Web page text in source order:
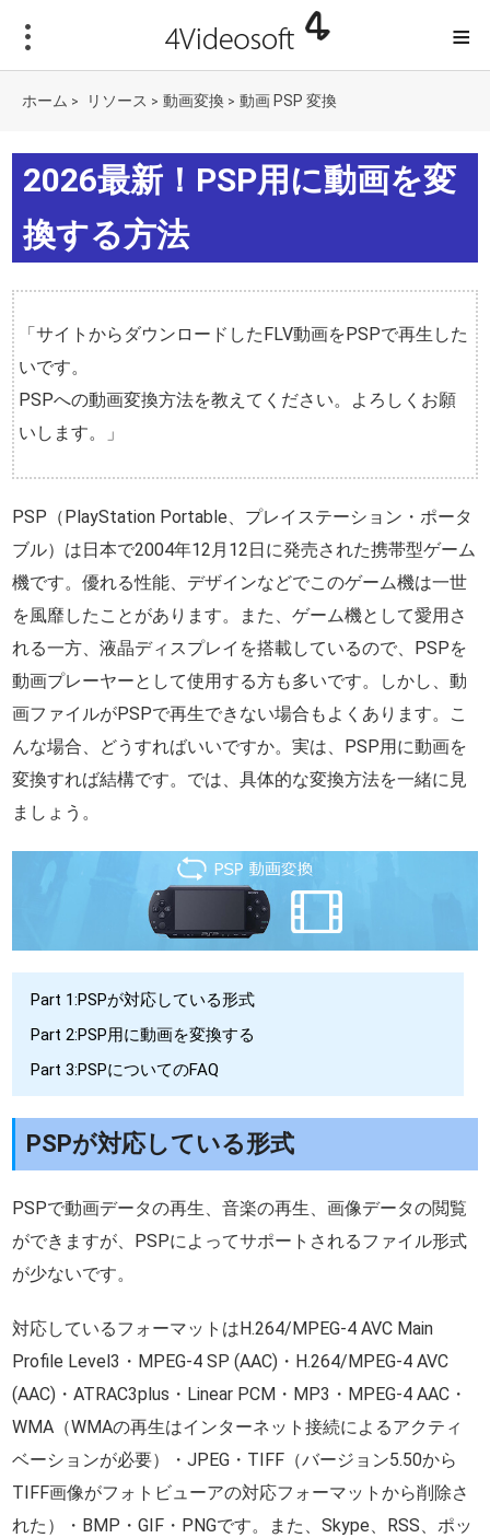
≡
ホーム > リソース > 動画変換 > 動画 PSP 変換
2026最新！PSP用に動画を変
換する方法
「サイトからダウンロードしたFLV動画をPSPで再生した
いです。
PSPへの動画変換方法を教えてください。よろしくお願
いします。」
PSP（PlayStation Portable、プレイステーション・ポータ
ブル）は日本で2004年12月12日に発売された携帯型ゲーム
機です。優れる性能、デザインなどでこのゲーム機は一世
を風靡したことがあります。また、ゲーム機として愛用さ
れる一方、液晶ディスプレイを搭載しているので、PSPを
動画プレーヤーとして使用する方も多いです。しかし、動
画ファイルがPSPで再生できない場合もよくあります。こ
んな場合、どうすればいいですか。実は、PSP用に動画を
変換すれば結構です。では、具体的な変換方法を一緒に見
ましょう。
Part 1:PSPが対応している形式
Part 2:PSP用に動画を変換する
Part 3:PSPについてのFAQ
PSPが対応している形式
PSPで動画データの再生、音楽の再生、画像データの閲覧
ができますが、PSPによってサポートされるファイル形式
が少ないです。
対応しているフォーマットはH.264/MPEG-4 AVC Main
Profile Level3・MPEG-4 SP (AAC)・H.264/MPEG-4 AVC
(AAC)・ATRAC3plus・Linear PCM・MP3・MPEG-4 AAC・
WMA（WMAの再生はインターネット接続によるアクティ
ベーションが必要）・JPEG・TIFF（バージョン5.50から
TIFF画像がフォトビューアの対応フォーマットから削除さ
れた）・BMP・GIF・PNGです。また、Skype、RSS、ポッ